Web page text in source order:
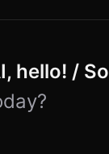
hello! /